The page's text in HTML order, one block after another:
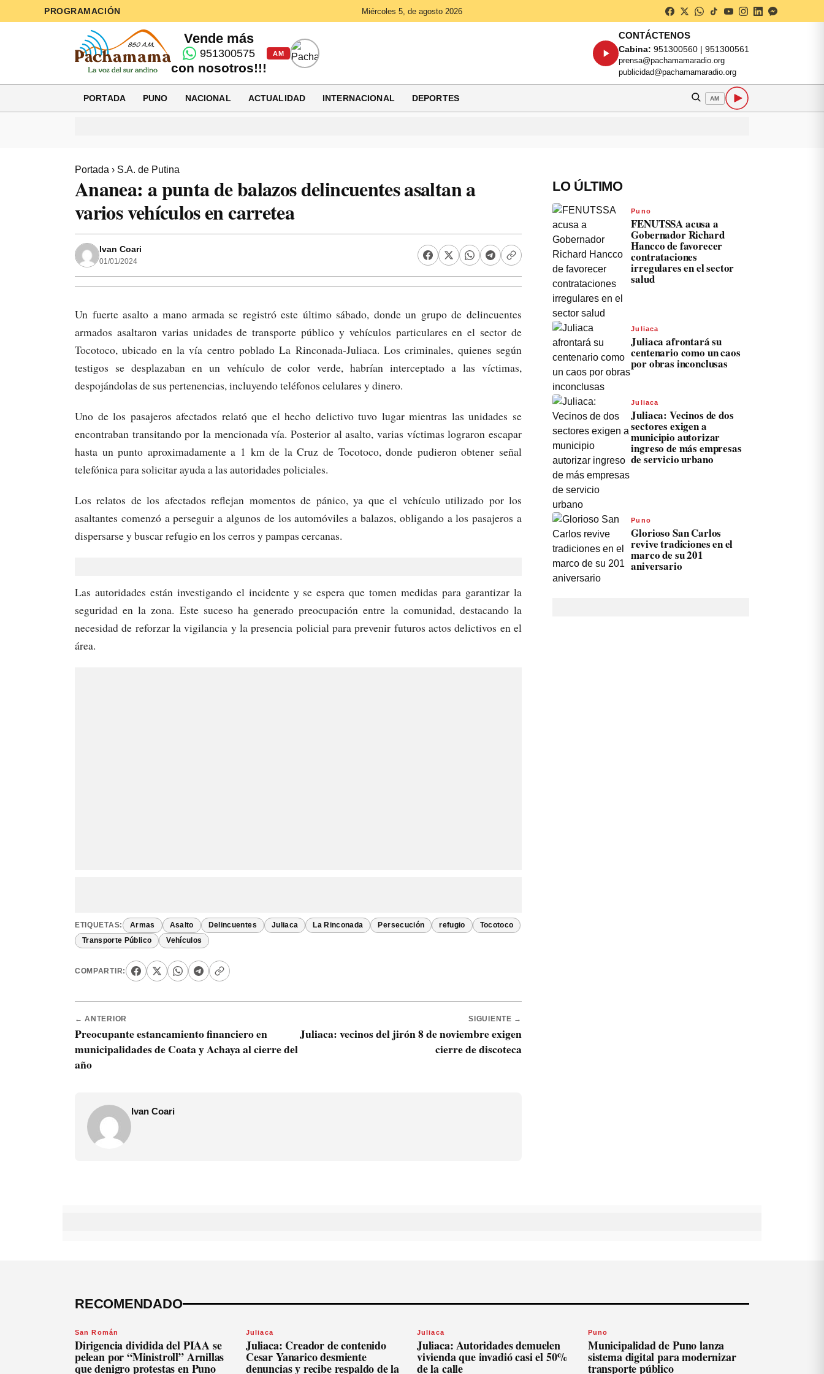
PROGRAMACIÓN Miércoles 5, de agosto 2026
Vende más
951300575
con nosotros!!!
AM
CONTÁCTENOS
Cabina: 951300560 | 951300561
prensa@pachamamaradio.org
publicidad@pachamamaradio.org
PORTADA PUNO NACIONAL ACTUALIDAD INTERNACIONAL DEPORTES AM
Portada › S.A. de Putina
Ananea: a punta de balazos delincuentes asaltan a
varios vehículos en carretea
Ivan Coari
01/01/2024
Un fuerte asalto a mano armada se registró este último sábado, donde un grupo de delincuentes
armados asaltaron varias unidades de transporte público y vehículos particulares en el sector de
Tocotoco, ubicado en la vía centro poblado La Rinconada-Juliaca. Los criminales, quienes según
testigos se desplazaban en un vehículo de color verde, habrían interceptado a las víctimas,
despojándolas de sus pertenencias, incluyendo teléfonos celulares y dinero.
Uno de los pasajeros afectados relató que el hecho delictivo tuvo lugar mientras las unidades se
encontraban transitando por la mencionada vía. Posterior al asalto, varias víctimas lograron escapar
hasta un punto aproximadamente a 1 km de la Cruz de Tocotoco, donde pudieron obtener señal
telefónica para solicitar ayuda a las autoridades policiales.
Los relatos de los afectados reflejan momentos de pánico, ya que el vehículo utilizado por los
asaltantes comenzó a perseguir a algunos de los automóviles a balazos, obligando a los pasajeros a
dispersarse y buscar refugio en los cerros y pampas cercanas.
Las autoridades están investigando el incidente y se espera que tomen medidas para garantizar la
seguridad en la zona. Este suceso ha generado preocupación entre la comunidad, destacando la
necesidad de reforzar la vigilancia y la presencia policial para prevenir futuros actos delictivos en el
área.
ETIQUETAS: Armas Asalto Delincuentes Juliaca La Rinconada Persecución refugio Tocotoco
Transporte Público Vehículos
COMPARTIR:
← ANTERIOR
Preocupante estancamiento financiero en
municipalidades de Coata y Achaya al cierre del
año
SIGUIENTE →
Juliaca: vecinos del jirón 8 de noviembre exigen
cierre de discoteca
Ivan Coari
LO ÚLTIMO
Puno
FENUTSSA acusa a
Gobernador Richard
Hancco de favorecer
contrataciones
irregulares en el sector
salud
Juliaca
Juliaca afrontará su
centenario como un caos
por obras inconclusas
Juliaca
Juliaca: Vecinos de dos
sectores exigen a
municipio autorizar
ingreso de más empresas
de servicio urbano
Puno
Glorioso San Carlos
revive tradiciones en el
marco de su 201
aniversario
RECOMENDADO
San Román
Dirigencia dividida del PIAA se
pelean por “Ministroll” Arnillas
que denigro protestas en Puno
Juliaca
Juliaca: Creador de contenido
Cesar Yanarico desmiente
denuncias y recibe respaldo de la
Juliaca
Juliaca: Autoridades demuelen
vivienda que invadió casi el 50%
de la calle
Puno
Municipalidad de Puno lanza
sistema digital para modernizar
transporte público